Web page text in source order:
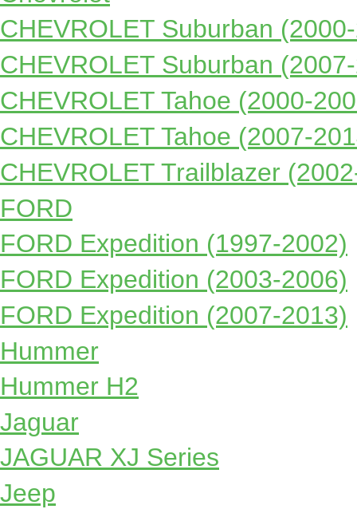
CHEVROLET Suburban
CHEVROLET Suburban
CHEVROLET Tahoe (2000-
CHEVROLET Tahoe (2007-
CHEVROLET Trailblazer
FORD
FORD Expedition (1997-2002)
FORD Expedition (2003-2006)
FORD Expedition (2007-2013)
Hummer
Hummer H2
Jaguar
JAGUAR XJ Series
Jeep